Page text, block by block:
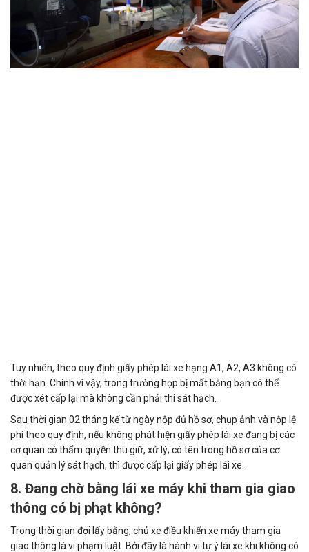
Tuy nhiên, theo quy định giấy phép lái xe hạng A1, A2, A3 không có
thời hạn. Chính vì vậy, trong trường hợp bị mất bằng bạn có thể
được xét cấp lại mà không cần phải thi sát hạch.
Sau thời gian 02 tháng kể từ ngày nộp đủ hồ sơ, chụp ảnh và nộp lệ
phí theo quy định, nếu không phát hiện giấy phép lái xe đang bị các
cơ quan có thẩm quyền thu giữ, xử lý; có tên trong hồ sơ của cơ
quan quản lý sát hạch, thì được cấp lại giấy phép lái xe.
8. Đang chờ bằng lái xe máy khi tham gia giao
thông có bị phạt không?
Trong thời gian đợi lấy bằng, chủ xe điều khiển xe máy tham gia
giao thông là vi phạm luật. Bởi đây là hành vi tự ý lái xe khi không có